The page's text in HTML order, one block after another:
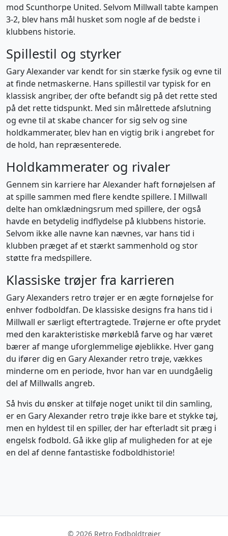
mod Scunthorpe United. Selvom Millwall tabte kampen
3-2, blev hans mål husket som nogle af de bedste i
klubbens historie.
Spillestil og styrker
Gary Alexander var kendt for sin stærke fysik og evne til
at finde netmaskerne. Hans spillestil var typisk for en
klassisk angriber, der ofte befandt sig på det rette sted
på det rette tidspunkt. Med sin målrettede afslutning
og evne til at skabe chancer for sig selv og sine
holdkammerater, blev han en vigtig brik i angrebet for
de hold, han repræsenterede.
Holdkammerater og rivaler
Gennem sin karriere har Alexander haft fornøjelsen af
at spille sammen med flere kendte spillere. I Millwall
delte han omklædningsrum med spillere, der også
havde en betydelig indflydelse på klubbens historie.
Selvom ikke alle navne kan nævnes, var hans tid i
klubben præget af et stærkt sammenhold og stor
støtte fra medspillere.
Klassiske trøjer fra karrieren
Gary Alexanders retro trøjer er en ægte fornøjelse for
enhver fodboldfan. De klassiske designs fra hans tid i
Millwall er særligt eftertragtede. Trøjerne er ofte prydet
med den karakteristiske mørkeblå farve og har været
bærer af mange uforglemmelige øjeblikke. Hver gang
du ifører dig en Gary Alexander retro trøje, vækkes
minderne om en periode, hvor han var en uundgåelig
del af Millwalls angreb.
Så hvis du ønsker at tilføje noget unikt til din samling,
er en Gary Alexander retro trøje ikke bare et stykke tøj,
men en hyldest til en spiller, der har efterladt sit præg i
engelsk fodbold. Gå ikke glip af muligheden for at eje
en del af denne fantastiske fodboldhistorie!
© 2026 Retro Fodboldtrøjer